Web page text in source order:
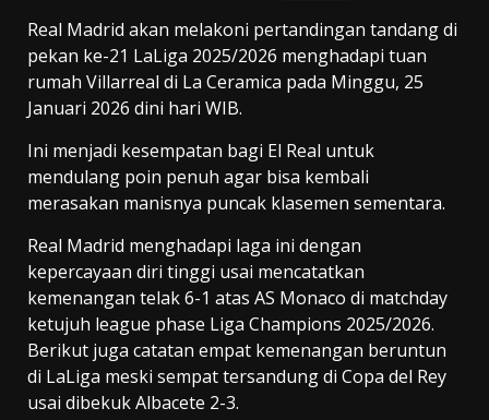
Real Madrid akan melakoni pertandingan tandang di
pekan ke-21 LaLiga 2025/2026 menghadapi tuan
rumah Villarreal di La Ceramica pada Minggu, 25
Januari 2026 dini hari WIB.
Ini menjadi kesempatan bagi El Real untuk
mendulang poin penuh agar bisa kembali
merasakan manisnya puncak klasemen sementara.
Real Madrid menghadapi laga ini dengan
kepercayaan diri tinggi usai mencatatkan
kemenangan telak 6-1 atas AS Monaco di matchday
ketujuh league phase Liga Champions 2025/2026.
Berikut juga catatan empat kemenangan beruntun
di LaLiga meski sempat tersandung di Copa del Rey
usai dibekuk Albacete 2-3.